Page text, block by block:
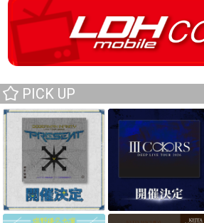
PICK UP